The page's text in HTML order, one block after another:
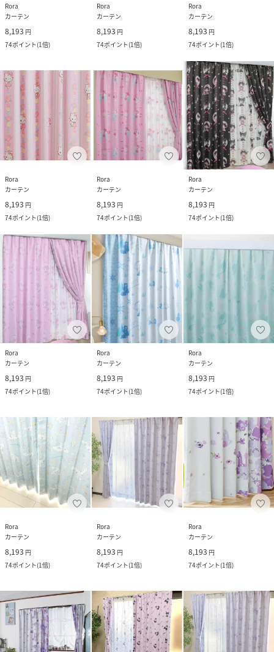
Rora
カーテン
8,193 円
74ポイント(1倍)
Rora
カーテン
8,193 円
74ポイント(1倍)
Rora
カーテン
8,193 円
74ポイント(1倍)
Rora
カーテン
8,193 円
74ポイント(1倍)
Rora
カーテン
8,193 円
74ポイント(1倍)
Rora
カーテン
8,193 円
74ポイント(1倍)
Rora
カーテン
8,193 円
74ポイント(1倍)
Rora
カーテン
8,193 円
74ポイント(1倍)
Rora
カーテン
8,193 円
74ポイント(1倍)
Rora
カーテン
8,193 円
74ポイント(1倍)
Rora
カーテン
8,193 円
74ポイント(1倍)
Rora
カーテン
8,193 円
74ポイント(1倍)